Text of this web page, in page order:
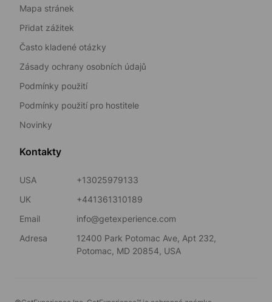
Mapa stránek
Přidat zážitek
Často kladené otázky
Zásady ochrany osobních údajů
Podmínky použití
Podmínky použití pro hostitele
Novinky
Kontakty
USA
+13025979133
UK
+441361310189
Email
info@getexperience.com
Adresa
12400 Park Potomac Ave, Apt 232,
Potomac, MD 20854, USA